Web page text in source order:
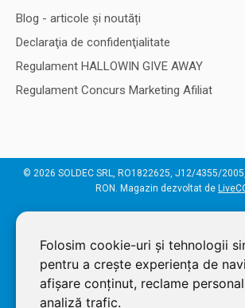
Folosim cookie-uri și tehnologii
pentru a crește experiența de
afișare conținut, reclame
analiză trafic.
Blog - articole și noutăți
Declaraţia de confidenţialitate
Regulament HALLOWIN GIVE AWAY
Regulament Concurs Marketing Afiliat
© 2026 SOLDEC SRL, RO1822625, J12/4355/
RON. Magazin dezvoltat de